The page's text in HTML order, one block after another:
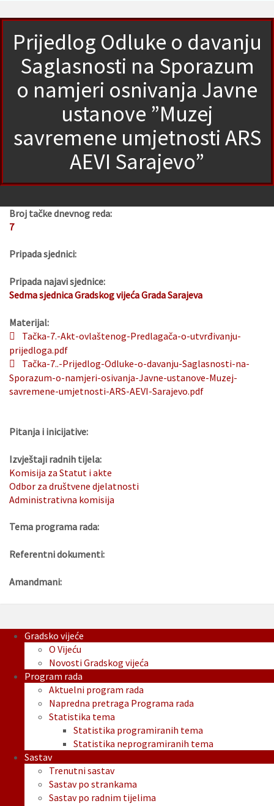
Prijedlog Odluke o davanju
Saglasnosti na Sporazum
o namjeri osnivanja Javne
ustanove ”Muzej
savremene umjetnosti ARS
AEVI Sarajevo”
Broj tačke dnevnog reda:
7
Pripada sjednici:
Pripada najavi sjednice:
Sedma sjednica Gradskog vijeća Grada Sarajeva
Materijal:
Tačka-7.-Akt-ovlaštenog-Predlagača-o-utvrđivanju-
prijedloga.pdf
Tačka-7..-Prijedlog-Odluke-o-davanju-Saglasnosti-na-
Sporazum-o-namjeri-osivanja-Javne-ustanove-Muzej-
savremene-umjetnosti-ARS-AEVI-Sarajevo.pdf
Pitanja i inicijative:
Izvještaji radnih tijela:
Komisija za Statut i akte
Odbor za društvene djelatnosti
Administrativna komisija
Tema programa rada:
Referentni dokumenti:
Amandmani:
Gradsko vijeće
O Vijeću
Novosti Gradskog vijeća
Program rada
Aktuelni program rada
Napredna pretraga Programa rada
Statistika tema
Statistika programiranih tema
Statistika neprogramiranih tema
Sastav
Trenutni sastav
Sastav po strankama
Sastav po radnim tijelima